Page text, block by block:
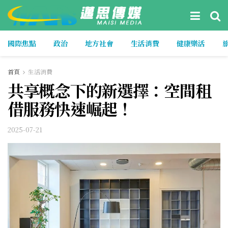
國際焦點 政治 地方社會 生活消費 健康樂活
首頁 生活消費
共享概念下的新選擇：空間租
借服務快速崛起！
2025-07-21